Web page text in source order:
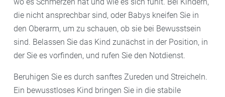
Erste Hilfe bei Kindern an, falls Sie unsicher sind.
die nicht ansprechbar sind, oder Babys kneifen Sie in
den Oberarm, um zu schauen, ob sie bei Bewusstsein
sind. Belassen Sie das Kind zunächst in der Position, in
der Sie es vorfinden, und rufen Sie den Notdienst.
Beruhigen Sie es durch sanftes Zureden und Streicheln.
Ein bewusstloses Kind bringen Sie in die stabile